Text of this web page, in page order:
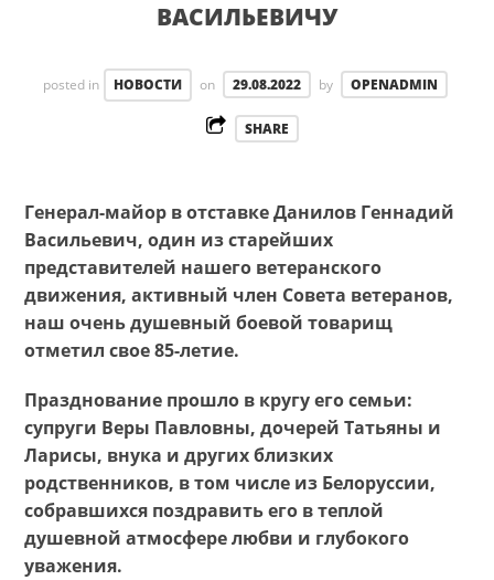
ВАСИЛЬЕВИЧУ
posted in НОВОСТИ on 29.08.2022 by OPENADMIN
SHARE
Генерал-майор в отставке Данилов Геннадий
Васильевич, один из старейших
представителей нашего ветеранского
движения, активный член Совета ветеранов,
наш очень душевный боевой товарищ
отметил свое 85-летие.
Празднование прошло в кругу его семьи:
супруги Веры Павловны, дочерей Татьяны и
Ларисы, внука и других близких
родственников, в том числе из Белоруссии,
собравшихся поздравить его в теплой
душевной атмосфере любви и глубокого
уважения.